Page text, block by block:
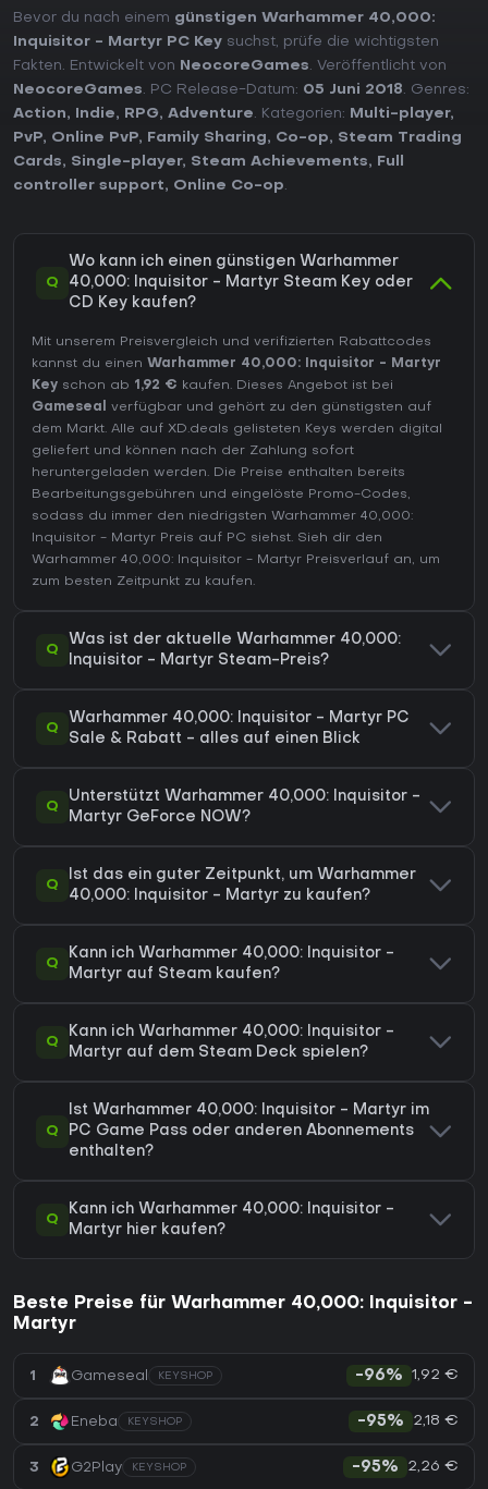
Bevor du nach einem günstigen Warhammer 40,000:
Inquisitor - Martyr PC Key suchst, prüfe die wichtigsten
Fakten. Entwickelt von
NeocoreGames. Veröffentlicht von
NeocoreGames. PC Release-Datum: 05 Juni 2018. Genres:
Action, Indie, RPG, Adventure. Kategorien: Multi-player,
PvP, Online PvP, Family Sharing, Co-op, Steam Trading
Cards, Single-player, Steam Achievements,
Full
controller support, Online Co-op.
Q
Wo kann ich einen günstigen Warhammer
40,000: Inquisitor - Martyr Steam Key oder
CD Key kaufen?
Mit unserem Preisvergleich und verifizierten Rabattcodes
kannst du einen Warhammer 40,000: Inquisitor - Martyr
Key schon ab 1,92 € kaufen. Dieses Angebot ist bei
Gameseal
verfügbar und gehört zu den günstigsten auf
dem Markt. Alle auf XD.deals gelisteten Keys werden digital
geliefert und können nach der Zahlung sofort
heruntergeladen werden. Die Preise enthalten bereits
Bearbeitungsgebühren und eingelöste Promo-Codes,
sodass du immer den niedrigsten Warhammer 40,000:
Inquisitor - Martyr Preis auf PC siehst. Sieh dir den
Warhammer 40,000: Inquisitor - Martyr Preisverlauf an, um
zum besten Zeitpunkt zu kaufen.
Q
Was ist der aktuelle Warhammer 40,000:
Inquisitor - Martyr Steam-Preis?
Q
Warhammer 40,000: Inquisitor - Martyr PC
Sale & Rabatt - alles auf einen Blick
Q
Unterstützt Warhammer 40,000: Inquisitor -
Martyr GeForce NOW?
Q
Ist das ein guter Zeitpunkt, um Warhammer
40,000: Inquisitor - Martyr zu kaufen?
Q
Kann ich Warhammer 40,000: Inquisitor -
Martyr auf Steam kaufen?
Q
Kann ich Warhammer 40,000: Inquisitor -
Martyr auf dem Steam Deck spielen?
Q
Ist Warhammer 40,000: Inquisitor - Martyr im
PC Game Pass oder anderen Abonnements
enthalten?
Q
Kann ich Warhammer 40,000: Inquisitor -
Martyr hier kaufen?
Beste Preise für Warhammer 40,000: Inquisitor -
Martyr
1 Gameseal KEYSHOP -96% 1,92 €
2 Eneba KEYSHOP -95% 2,18 €
3 G2Play KEYSHOP -95% 2,26 €